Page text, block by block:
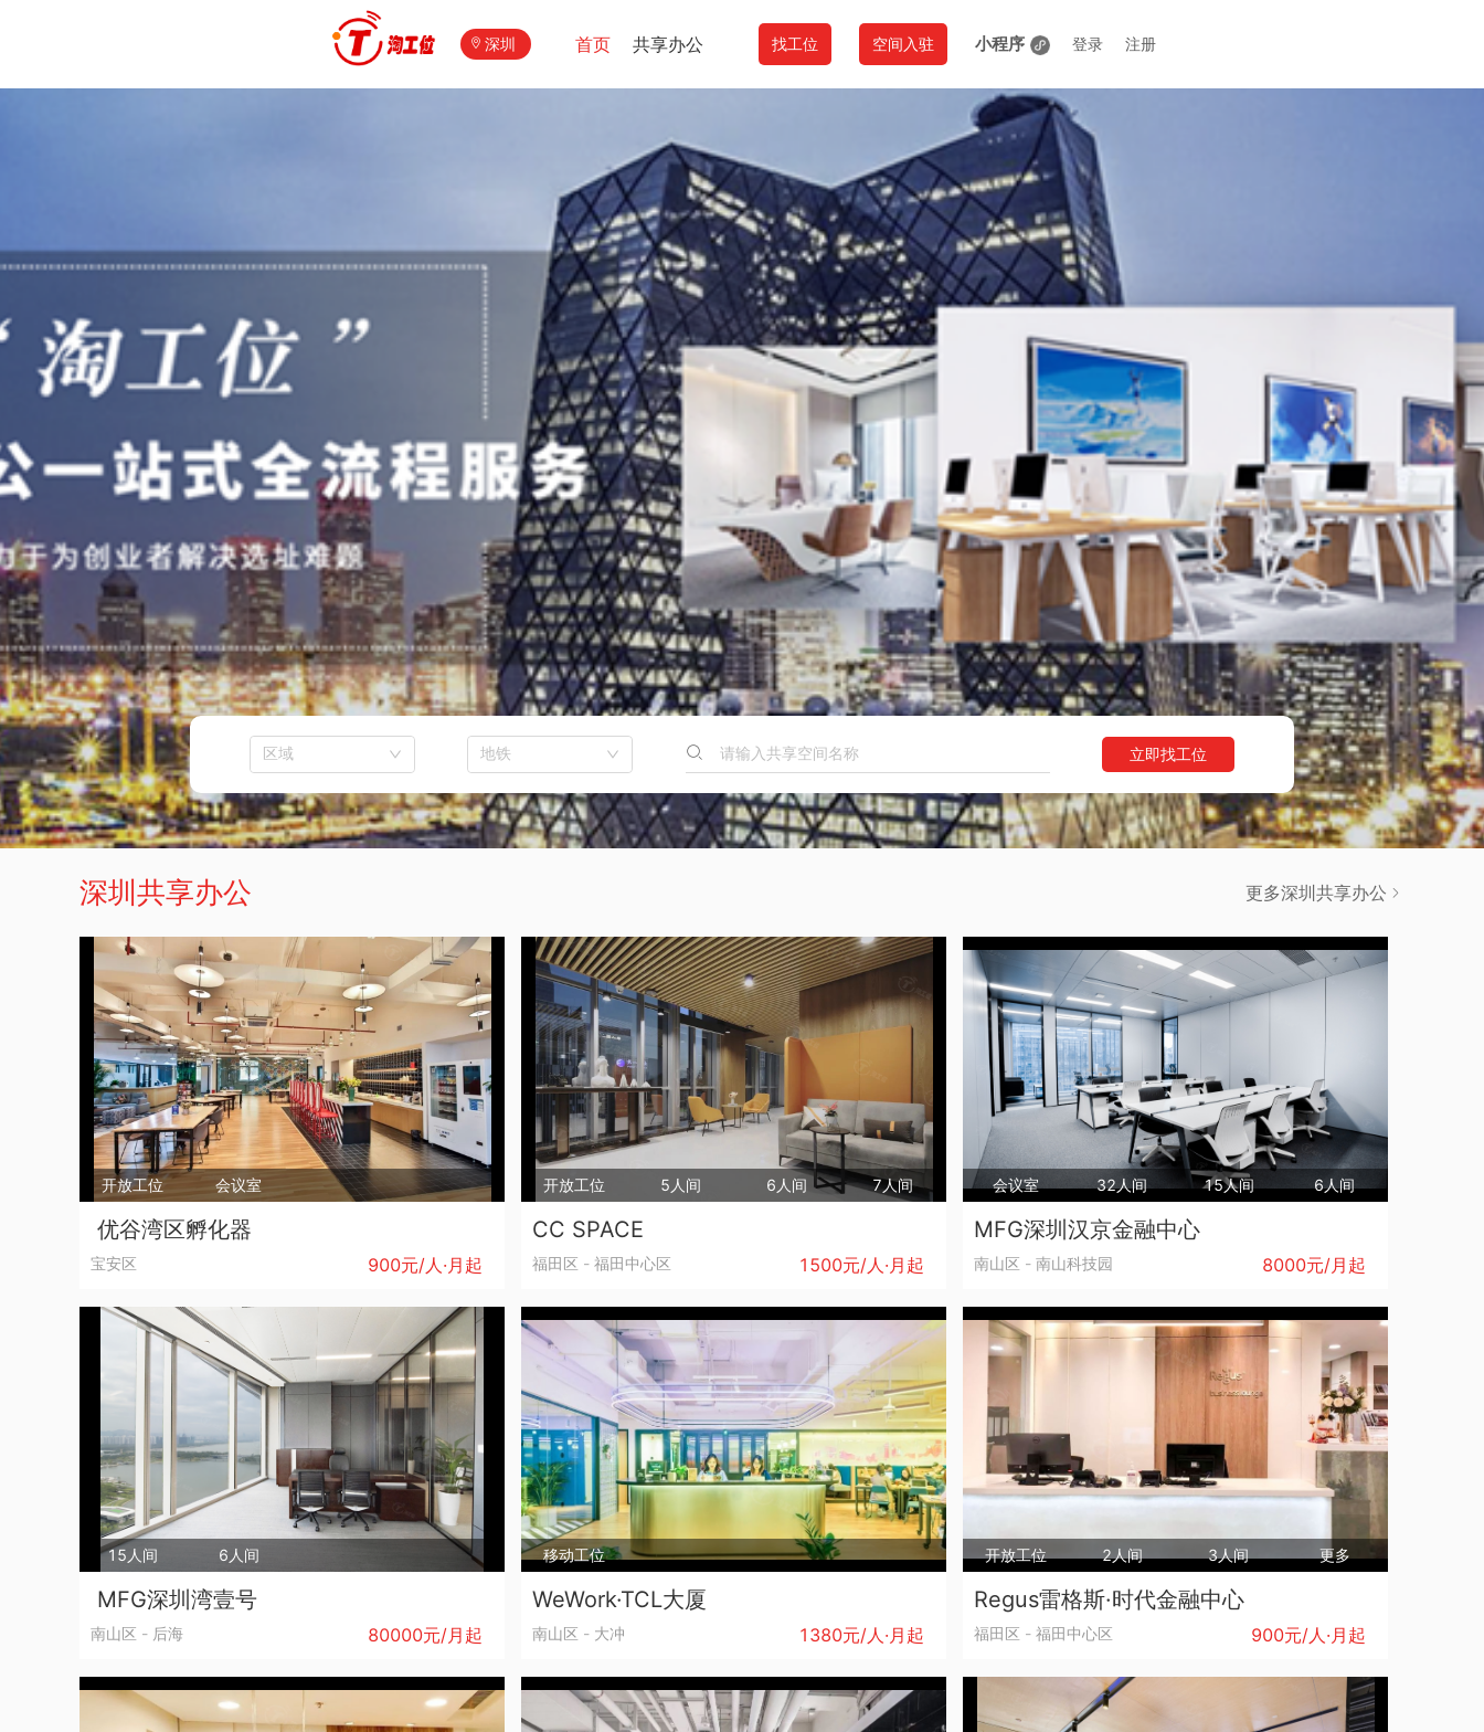
深圳 首页 共享办公 找工位 空间入驻 小程序 登录 注册
区域 地铁 请输入共享空间名称 立即找工位
优谷湾区孵化器
900元/人·月起
U8智造产业园-宝安区-
开放工位
开放工位
900 元/人·月
会议室
10人会议室
CC SPACE
1500元/人·月起
新华保险大厦-福田区-福田中心区
开放工位
开放工位
深圳共享办公 更多深圳共享办公
开放工位 会议室
优谷湾区孵化器
宝安区 900元/人·月起
开放工位 5人间 6人间 7人间
CC SPACE
福田区 - 福田中心区 1500元/人·月起
会议室 32人间 15人间 6人间
MFG深圳汉京金融中心
南山区 - 南山科技园 8000元/月起
15人间 6人间
MFG深圳湾壹号
南山区 - 后海 80000元/月起
移动工位
WeWork·TCL大厦
南山区 - 大冲 1380元/人·月起
开放工位 2人间 3人间 更多
Regus雷格斯·时代金融中心
福田区 - 福田中心区 900元/人·月起